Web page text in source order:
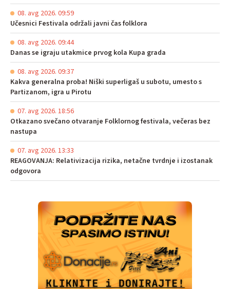
08. avg 2026. 09:59
Učesnici Festivala održali javni čas folklora
08. avg 2026. 09:44
Danas se igraju utakmice prvog kola Kupa grada
08. avg 2026. 09:37
Kakva generalna proba! Niški superligaš u subotu, umesto s
Partizanom, igra u Pirotu
07. avg 2026. 18:56
Otkazano svečano otvaranje Folklornog festivala, večeras bez
nastupa
07. avg 2026. 13:33
REAGOVANJA: Relativizacija rizika, netačne tvrdnje i izostanak
odgovora